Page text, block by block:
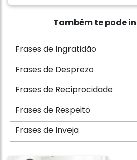
Também te pode
Frases de Ingratidão
Frases de Desprezo
Frases de Reciprocidade
Frases de Respeito
Frases de Inveja